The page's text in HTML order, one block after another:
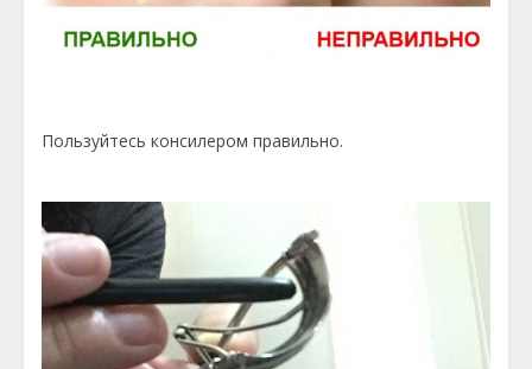
Пользуйтесь консилером правильно.